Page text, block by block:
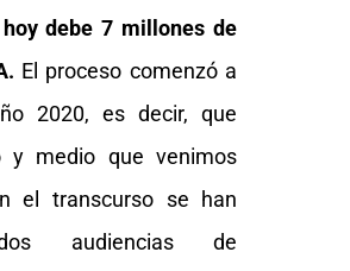
debe 7 millones de
El proceso comenzó a
2020, es decir, que
y medio que venimos
el transcurso se han
audiencias de